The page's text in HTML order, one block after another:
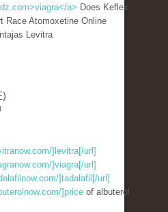
a> Does Keflex
Race Atomoxetine Online
Levitra
)
]levitra[/url]
]viagra[/url]
]tadalafil[/url]
]price of albuterol